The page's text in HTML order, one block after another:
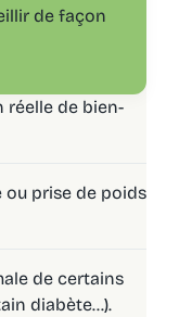
de façon
réelle de bien-
ou prise de poids
de certains
diabète...).